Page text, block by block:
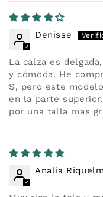
Denisse
La calza es
y cómoda. He
S, pero este
en la parte
por una talla mas
Analia